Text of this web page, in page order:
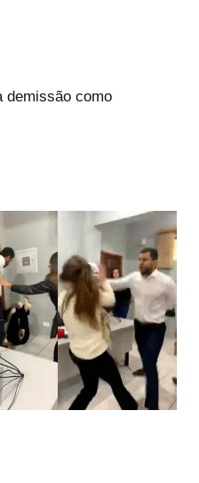
demissão como